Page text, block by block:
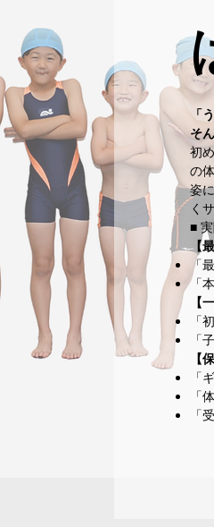
「
そ
初
の
姿
く
■
【
「
「
【
「
「
【
「
「
「